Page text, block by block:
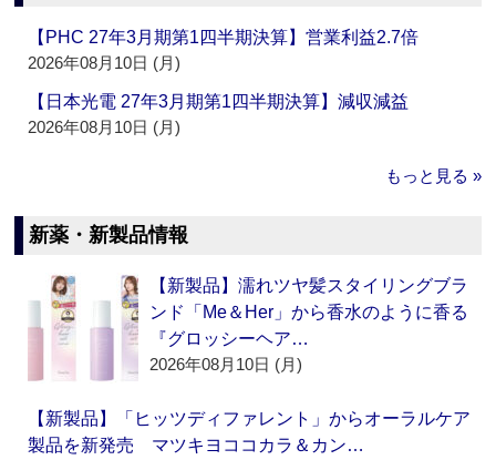
【PHC 27年3月期第1四半期決算】営業利益2.7倍
2026年08月10日 (月)
【日本光電 27年3月期第1四半期決算】減収減益
2026年08月10日 (月)
もっと見る »
新薬・新製品情報
【新製品】濡れツヤ髪スタイリングブラ
ンド「Me＆Her」から香水のように香る
『グロッシーヘア…
2026年08月10日 (月)
【新製品】「ヒッツディファレント」からオーラルケア
製品を新発売 マツキヨココカラ＆カン…